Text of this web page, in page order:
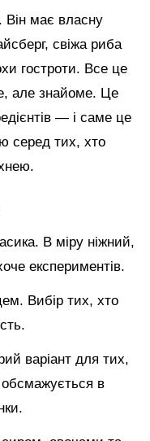
Він має власну
свіжа риба
гостроти. Все це
але знайоме. Це
— і саме це
серед тих, хто
В міру ніжний,
експериментів.
Вибір тих, хто
варіант для тих,
в